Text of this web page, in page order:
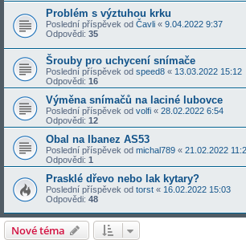
Problém s výztuhou krku
Poslední příspěvek od Čavli « 9.04.2022 9:37
Odpovědi: 35
Šrouby pro uchycení snímače
Poslední příspěvek od speed8 « 13.03.2022 15:12
Odpovědi: 16
Výměna snímačů na laciné lubovce
Poslední příspěvek od volfi « 28.02.2022 6:54
Odpovědi: 12
Obal na Ibanez AS53
Poslední příspěvek od michal789 « 21.02.2022
Odpovědi: 1
Prasklé dřevo nebo lak kytary?
Poslední příspěvek od torst « 16.02.2022 15:03
Odpovědi: 48
Nové téma